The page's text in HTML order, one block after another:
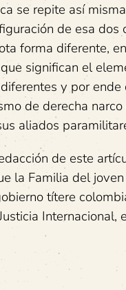
se repite así
de esa
forma diferente,
significan el
y por
de derecha
aliados
de este
la Familia del
títere
Internacional,